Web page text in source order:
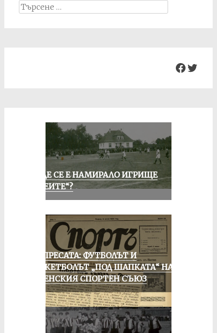
Search
КЪДЕ СЕ Е НАМИРАЛО ИГРИЩЕ
„АЛЕИТЕ“?
ОТ ПРЕСАТА: ФУТБОЛЪТ И
БАСКЕТБОЛЪТ „ПОД ШАПКАТА“ НА
РУСЕНСКИЯ СПОРТЕН СЪЮЗ